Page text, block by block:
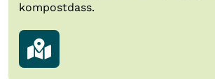
kompostdass.